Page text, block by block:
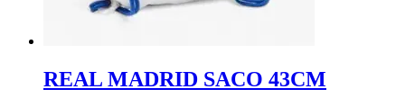
REAL MADRID SACO 43CM